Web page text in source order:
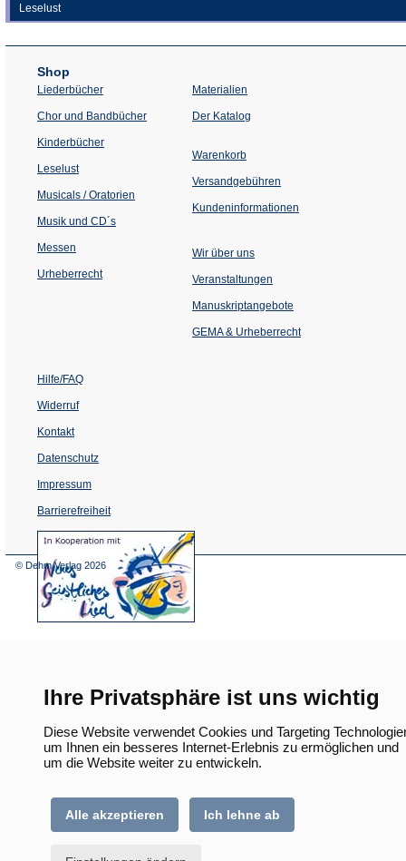
Ihre Privatsphäre ist uns wichtig
Diese Website verwendet Cookies und Targeting
um Ihnen ein besseres Internet-Erlebnis zu ermöglichen und
um die Website weiter zu entwickeln.
Alle akzeptieren Ich lehne ab
Leselust
Shop
Liederbücher
Chor und Bandbücher
Kinderbücher
Leselust
Musicals / Oratorien
Musik und CD´s
Messen
Urheberrecht
Materialien
Der Katalog
Warenkorb
Versandgebühren
Kundeninformationen
Wir über uns
Veranstaltungen
einem
Tab)
Manuskriptangebote
GEMA & Urheberrecht
Hilfe/FAQ
Widerruf
Kontakt
Datenschutz
Impressum
Barrierefreiheit
(Öffnet
in
© Dehm Verlag 2026